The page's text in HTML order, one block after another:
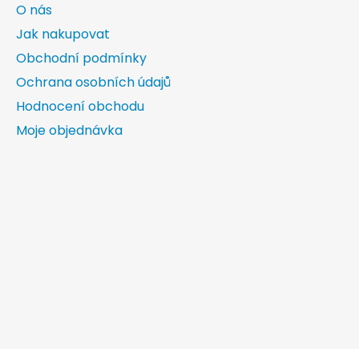
O nás
Jak nakupovat
Obchodní podmínky
Ochrana osobních údajů
Hodnocení obchodu
Moje objednávka